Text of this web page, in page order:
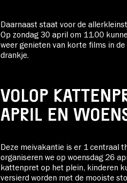
Daarnaast staat voor de
Op zondag 30 april om 11.00
weer genieten van korte films in
drankje.
VOLOP
APRIL EN
Deze meivakantie is er 1 centraal
organiseren we op woensdag 26
kattenpret op het plein, kinderen
versierd worden met de mooiste